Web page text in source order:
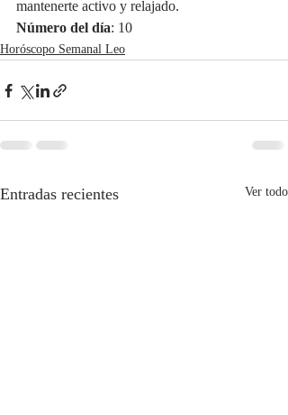
mantenerte activo y relajado.
Número del día: 10
Horóscopo Semanal Leo
Entradas recientes Ver todo